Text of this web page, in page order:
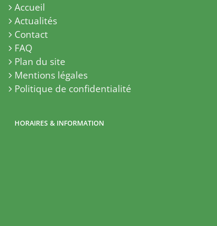
Accueil
Actualités
Contact
FAQ
Plan du site
Mentions légales
Politique de confidentialité
HORAIRES & INFORMATION